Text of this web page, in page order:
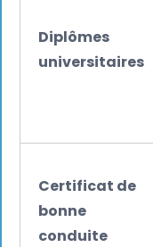
Diplômes
universitaires
Certificat de
bonne
conduite